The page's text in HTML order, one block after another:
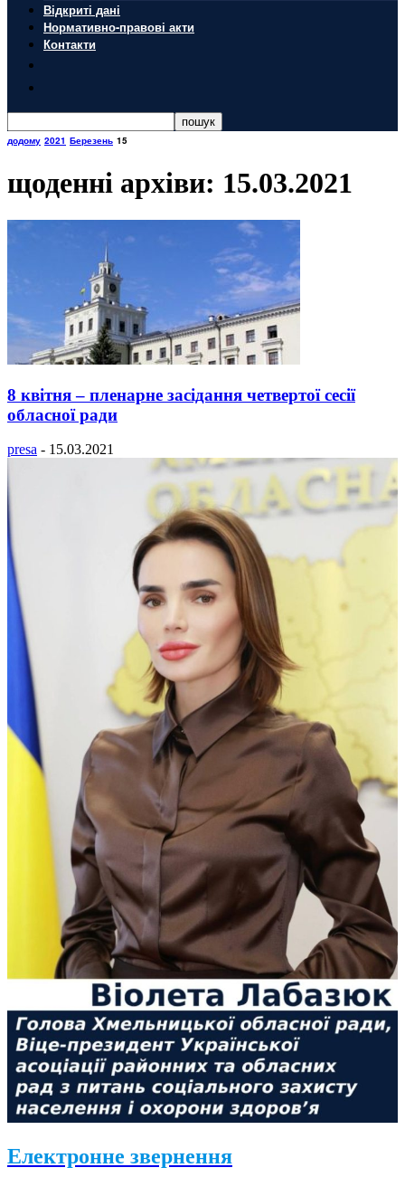
Відкриті дані
Нормативно-правові акти
Контакти
додому 2021 Березень 15
щоденні архіви: 15.03.2021
8 квітня – пленарне засідання четвертої сесії
обласної ради
presa - 15.03.2021
Електронне звернення